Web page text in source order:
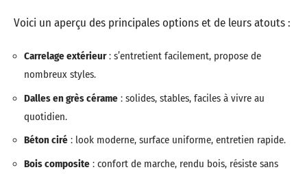
Voici un aperçu des principales options et de leurs atouts :
Carrelage extérieur: s’entretient facilement, propose de
nombreux styles.
Dalles en grès cérame : solides, stables, faciles à vivre au
quotidien.
Béton ciré : look moderne, surface uniforme, entretien rapide.
Bois composite : confort de marche, rendu bois, résiste sans